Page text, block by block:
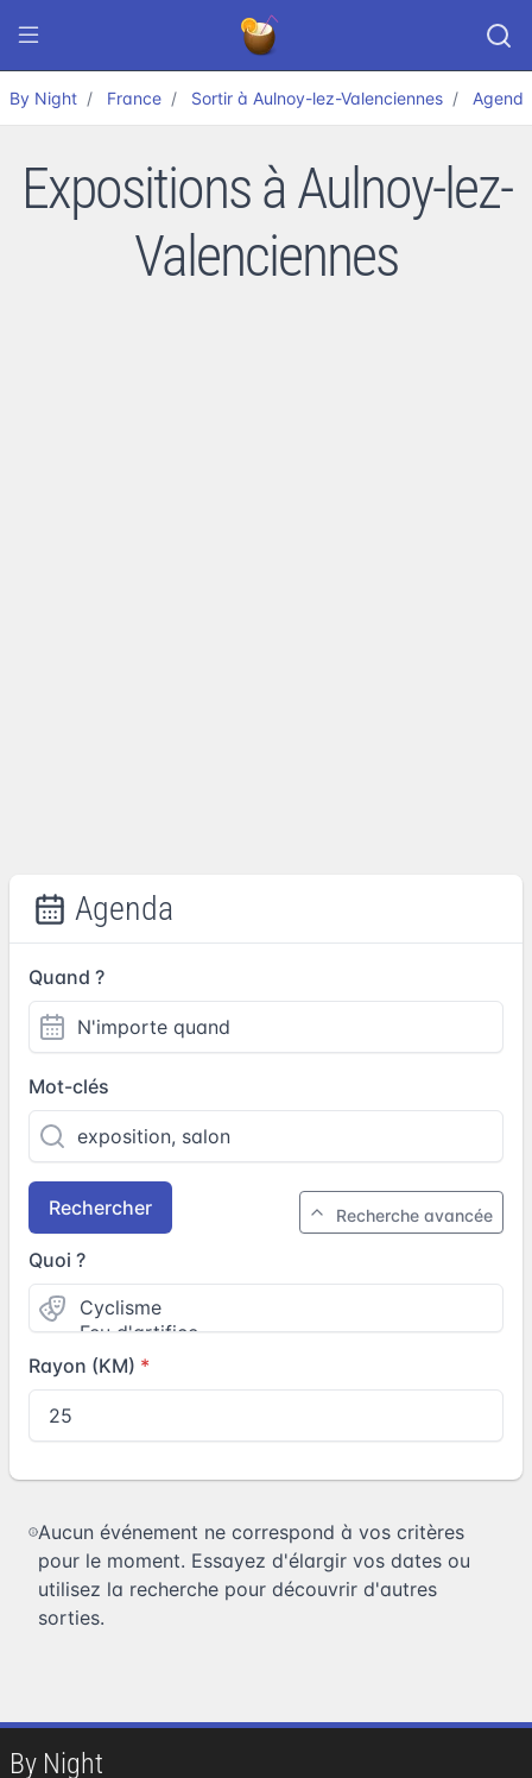
By Night France Sortir à Aulnoy-lez-Valenciennes
Expositions à Aulnoy-lez-
Valenciennes
Agenda
Quand ?
Mot-clés
Rechercher Recherche avancée
Quoi ?
Rayon (KM)
Aucun événement ne correspond à vos critères
pour le moment. Essayez d'élargir vos dates ou
utilisez la recherche pour découvrir d'autres
sorties.
By Night